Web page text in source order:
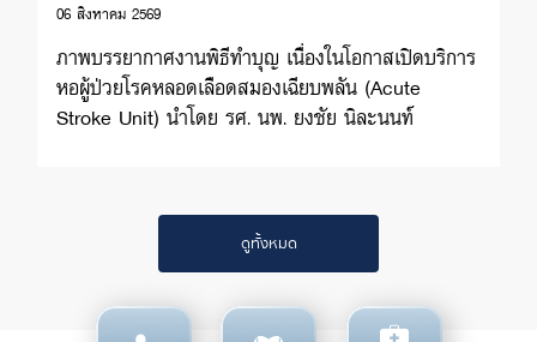
06 สิงหาคม 2569
ภาพบรรยากาศงานพิธีทำบุญ เนื่องในโอกาสเปิดบริการ
หอผู้ป่วยโรคหลอดเลือดสมองเฉียบพลัน (Acute
Stroke Unit) นำโดย รศ. นพ. ยงชัย นิละนนท์
ดูทั้งหมด